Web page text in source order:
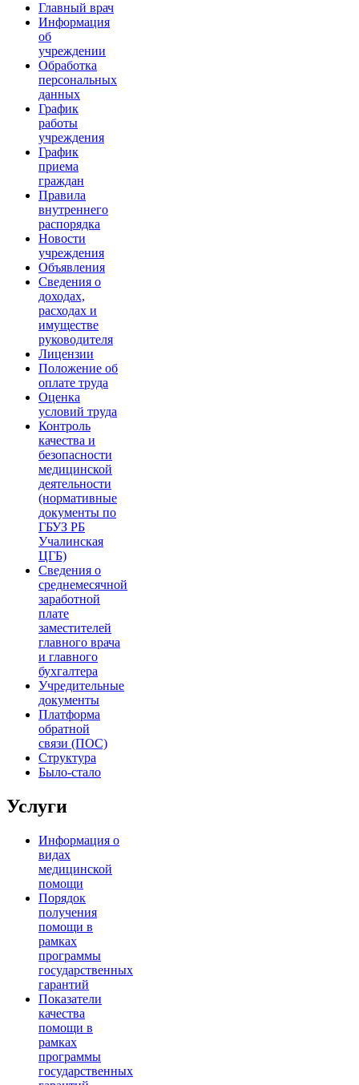
Главный врач
Информация
об
учреждении
Обработка
персональных
данных
График
работы
учреждения
График
приема
граждан
Правила
внутреннего
распорядка
Новости
учреждения
Объявления
Сведения о
доходах,
расходах и
имуществе
руководителя
Лицензии
Положение об
оплате труда
Оценка
условий труда
Контроль
качества и
безопасности
медицинской
деятельности
(нормативные
документы по
ГБУЗ РБ
Учалинская
ЦГБ)
Сведения о
среднемесячной
заработной
плате
заместителей
главного врача
и главного
бухгалтера
Учредительные
документы
Платформа
обратной
связи (ПОС)
Структура
Было-стало
Услуги
Информация о
видах
медицинской
помощи
Порядок
получения
помощи в
рамках
программы
государственных
гарантий
Показатели
качества
помощи в
рамках
программы
государственных